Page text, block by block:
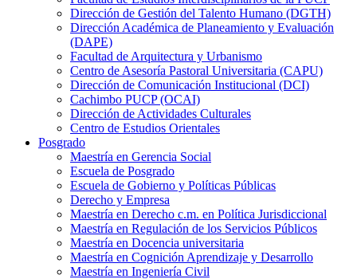
Dirección de Gestión del Talento Humano (DGTH)
Dirección Académica de Planeamiento y Evaluación
(DAPE)
Facultad de Arquitectura y Urbanismo
Centro de Asesoría Pastoral Universitaria (CAPU)
Dirección de Comunicación Institucional (DCI)
Cachimbo PUCP (OCAI)
Dirección de Actividades Culturales
Centro de Estudios Orientales
Posgrado
Maestría en Gerencia Social
Escuela de Posgrado
Escuela de Gobierno y Políticas Públicas
Derecho y Empresa
Maestría en Derecho c.m. en Política Jurisdiccional
Maestría en Regulación de los Servicios Públicos
Maestría en Docencia universitaria
Maestría en Cognición Aprendizaje y Desarrollo
Maestría en Ingeniería Civil